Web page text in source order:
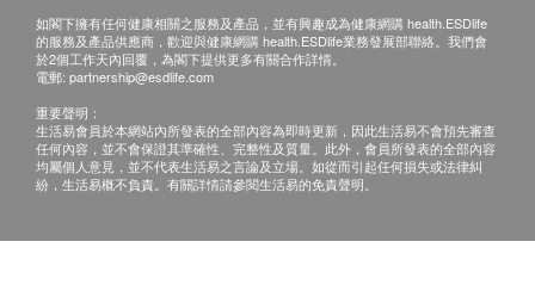
服熱線: (852) 3151-2288
如閣下擁有任何健康相關之服務及產品，並有興趣成為健康網購 health.ESDlife
的服務及產品供應商，歡迎與健康網購 health.ESDlife業務發展部聯絡。我們會
於2個工作天內回覆，為閣下提供更多有關合作詳情。
電郵: partnership@esdlife.com
重要聲明：
生活易會員於本網站內所發表的全部內容為即時更新，因此生活易不會預先審查
任何內容，並不會保證其準確性、完整性及質量。此外，會員所發表的全部內容
均屬個人意見，並不代表生活易之言論及立場。如從而引起任何損失或法律糾
紛，生活易概不負責。有關詳情請參閱生活易的免責聲明。